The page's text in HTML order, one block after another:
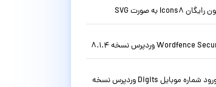
افزونه ثبت نام و ورود شماره موبایل Digits وردپرس نسخه